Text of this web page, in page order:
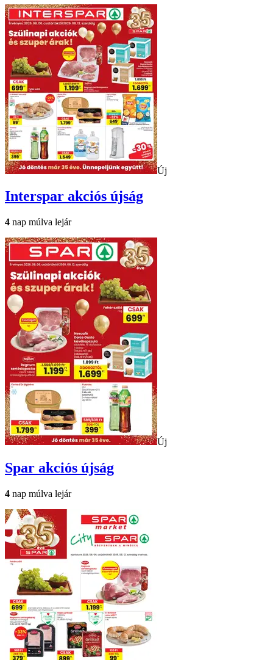
Új
Interspar akciós újság
4 nap múlva lejár
Új
Spar akciós újság
4 nap múlva lejár